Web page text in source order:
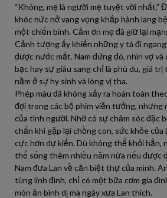
“Không, mẹ là người mẹ tuyệt vời nhất,”
khóc nức nở vang vọng khắp hành lang
một chiến binh. Cảm ơn mẹ đã giữ lại
Cảnh tượng ấy khiến những y tá đi
được nước mắt. Nam đứng đó, nhìn vợ và
bạc hay sự giàu sang chỉ là phù du, giá
nằm ở sự hy sinh và lòng vị tha.
Phép màu đã không xảy ra hoàn toàn
đợi trong các bộ phim viễn tưởng, nhưng
của tình người. Nhờ có sự chăm sóc đặc
chấn khi gặp lại chồng con, sức khỏe của
cực hơn dự kiến. Dù không thể khỏi hẳn,
thể sống thêm nhiều năm nữa nếu được
Nam đưa Lan về căn biệt thự của mình.
tùng linh đình, chỉ có một bữa cơm gia
món ăn bình dị mà ngày xưa Lan thích.